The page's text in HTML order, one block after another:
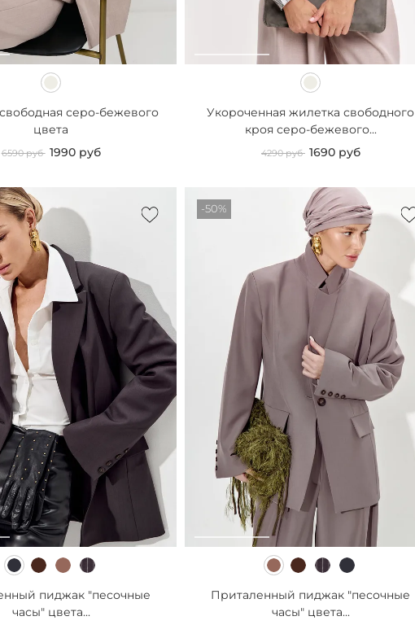
серо-бежевого
цвета
6590 руб 1990 руб
Укороченная жилетка свободного
кроя серо-бежевого...
4290 руб 1690 руб
пиджак "песочные
часы" цвета...
-50%
Приталенный пиджак "песочные
часы" цвета...